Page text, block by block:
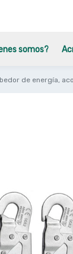
somos?
de energía,